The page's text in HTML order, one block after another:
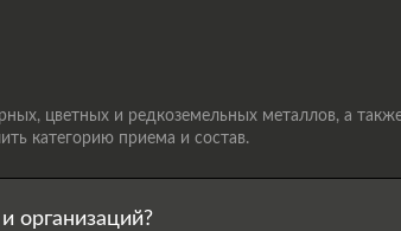
цветных и редкоземельных металлов, а
категорию приема и состав.
организаций?